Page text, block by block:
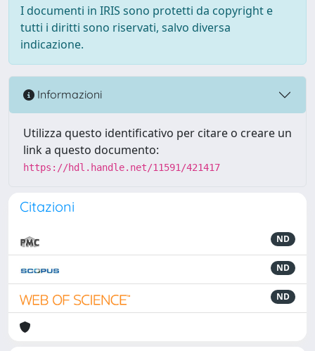
I documenti in IRIS sono protetti da copyright e
tutti i diritti sono riservati, salvo diversa
indicazione.
Informazioni
Utilizza questo identificativo per citare o creare un
link a questo documento:
https://hdl.handle.net/11591/421417
Citazioni
ND
ND
ND